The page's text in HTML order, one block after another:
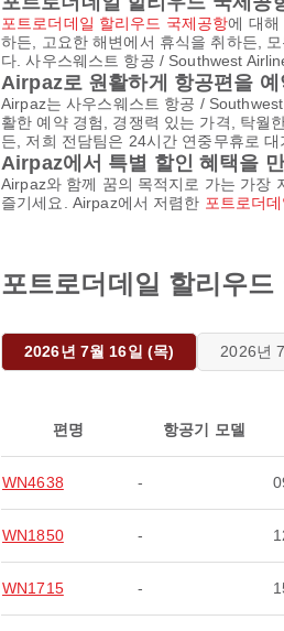
포트로더데일 할리우드 국제공항에 대해
하든, 고요한 해변에서 휴식을 취하든,
다. 사우스웨스트 항공 / Southwest
Airpaz로 원활하게 항공편을 예
Airpaz는 사우스웨스트 항공 /
활한 예약 경험, 경쟁력 있는 가격, 탁월
든, 저희 전담팀은 24시간 연중무휴로
Airpaz에서 특별 할인 혜택을
Airpaz와 함께 꿈의 목적지로 가는 가장
즐기세요. Airpaz에서 저렴한 포트로더
포트로더데일 할리우
2026년 7월 16일 (목) 2026년
편명 항공기 모델
WN4638 -
WN1850 -
WN1715 -